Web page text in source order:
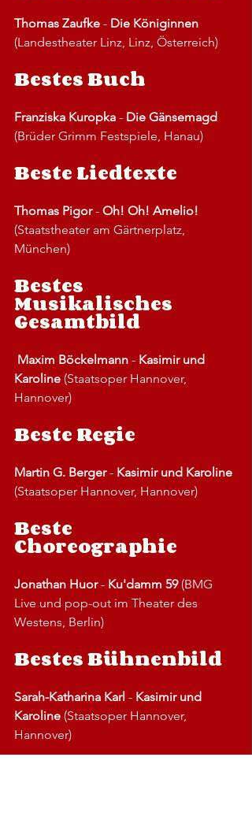
Thomas Zaufke - Die Königinnen
(Landestheater Linz, Linz, Österreich)
Bestes Buch
Franziska Kuropka - Die Gänsemagd
(Brüder Grimm Festspiele, Hanau)
Beste Liedtexte
Thomas Pigor - Oh! Oh! Amelio!
(Staatstheater am Gärtnerplatz,
München)
Bestes
Musikalisches
Gesamtbild
Maxim Böckelmann - Kasimir und
Karoline (Staatsoper Hannover,
Hannover)
Beste Regie
Martin G. Berger - Kasimir und Karoline
(Staatsoper Hannover, Hannover)
Beste
Choreographie
Jonathan Huor - Ku'damm 59 (BMG
Live und pop-out im Theater des
Westens, Berlin)
Bestes Bühnenbild
Sarah-Katharina Karl - Kasimir und
Karoline (Staatsoper Hannover,
Hannover)